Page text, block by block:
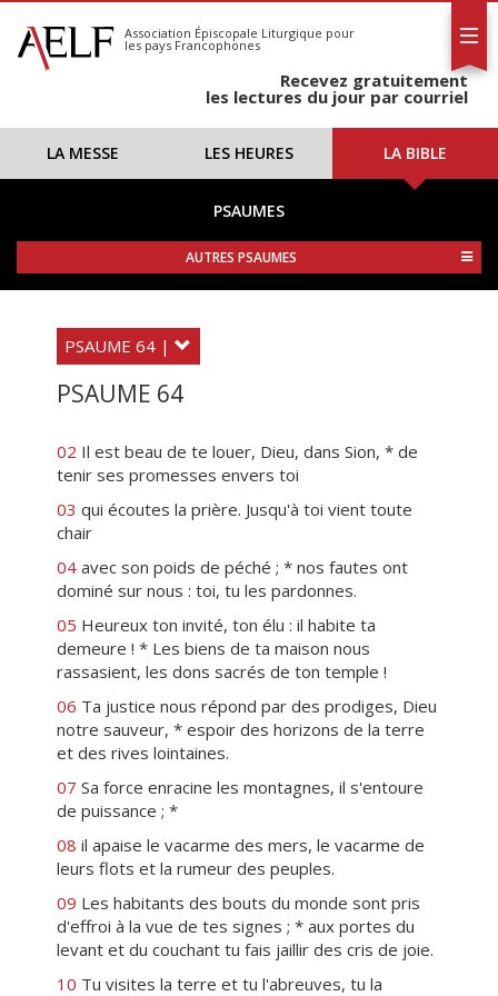
S'abonner
Calendrier
Association Épiscopale Liturgique pour
les pays Francophones
Recevez gratuitement
les lectures du jour par courriel
LA MESSE LES HEURES LA BIBLE
PSAUMES
AUTRES PSAUMES
PSAUME 64 |
PSAUME 64
02 Il est beau de te louer, Dieu, dans Sion, * de
tenir ses promesses envers toi
03 qui écoutes la prière. Jusqu'à toi vient toute
chair
04 avec son poids de péché ; * nos fautes ont
dominé sur nous : toi, tu les pardonnes.
05 Heureux ton invité, ton élu : il habite ta
demeure ! * Les biens de ta maison nous
rassasient, les dons sacrés de ton temple !
06 Ta justice nous répond par des prodiges, Dieu
notre sauveur, * espoir des horizons de la terre
et des rives lointaines.
07 Sa force enracine les montagnes, il s'entoure
de puissance ; *
08 il apaise le vacarme des mers, le vacarme de
leurs flots et la rumeur des peuples.
09 Les habitants des bouts du monde sont pris
d'effroi à la vue de tes signes ; * aux portes du
levant et du couchant tu fais jaillir des cris de joie.
10 Tu visites la terre et tu l'abreuves, tu la